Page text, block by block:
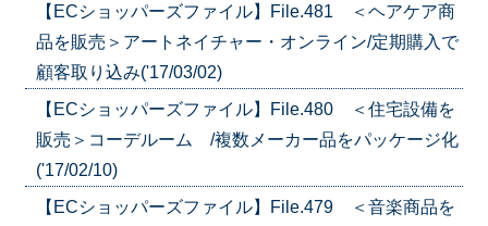
【ECショッパーズファイル】File.481 ＜ヘアケア商
品を販売＞アートネイチャー・オンライン/定期購入で
顧客取り込み('17/03/02)
【ECショッパーズファイル】File.480 ＜住宅設備を
販売＞コーデルーム /複数メーカー品をパッケージ化
('17/02/10)
【ECショッパーズファイル】File.479 ＜音楽商品を